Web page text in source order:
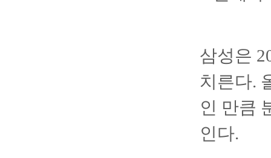
삼성은
치른다.
인 만큼
인다.